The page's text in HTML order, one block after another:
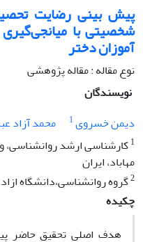
پیش بینی رضایت
شخصیتی با
آموزان دختر
نوع مقاله : مقاله پژوهشی
نویسندگان
دیمن خسروی1 محمد آزاد
1کارشناسی ارشد روان‏شناسی،
مهاباد، ایران
2گروه روانشناسی،دانشگاه ازاد
چکیده
هدف اصلی تحقیق حاضر